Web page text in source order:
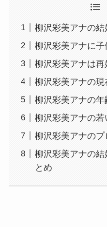
柳沢彩美アナの
柳沢彩美アナに子
柳沢彩美アナは再
柳沢彩美アナの現
柳沢彩美アナの年
柳沢彩美アナの若
柳沢彩美アナの
柳沢彩美アナの結
とめ